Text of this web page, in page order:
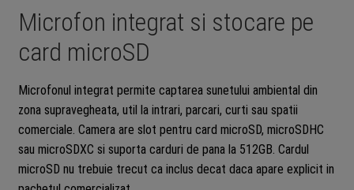
Microfon integrat si stocare pe
card microSD
Microfonul integrat permite captarea sunetului ambiental din
zona supravegheata, util la intrari, parcari, curti sau spatii
comerciale. Camera are slot pentru card microSD, microSDHC
sau microSDXC si suporta carduri de pana la 512GB. Cardul
microSD nu trebuie trecut ca inclus decat daca apare explicit in